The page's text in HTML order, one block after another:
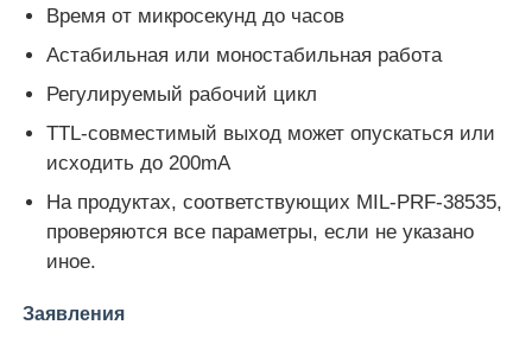
О нас
Экскурсия по заводу
Контроль качества
Время от микросекунд до часов
Астабильная или моностабильная работа
Регулируемый рабочий цикл
TTL-совместимый выход может опускаться или
исходить до 200mA
На продуктах, соответствующих MIL-PRF-38535,
проверяются все параметры, если не указано
иное.
Заявления